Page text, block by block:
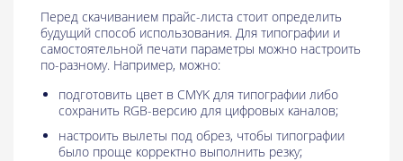
Перед скачиванием прайс-листа стоит определить
будущий способ использования. Для типографии и
самостоятельной печати параметры можно настроить
по-разному. Например, можно:
подготовить цвет в CMYK для типографии либо
сохранить RGB-версию для цифровых каналов;
настроить вылеты под обрез, чтобы типографии
было проще корректно выполнить резку;